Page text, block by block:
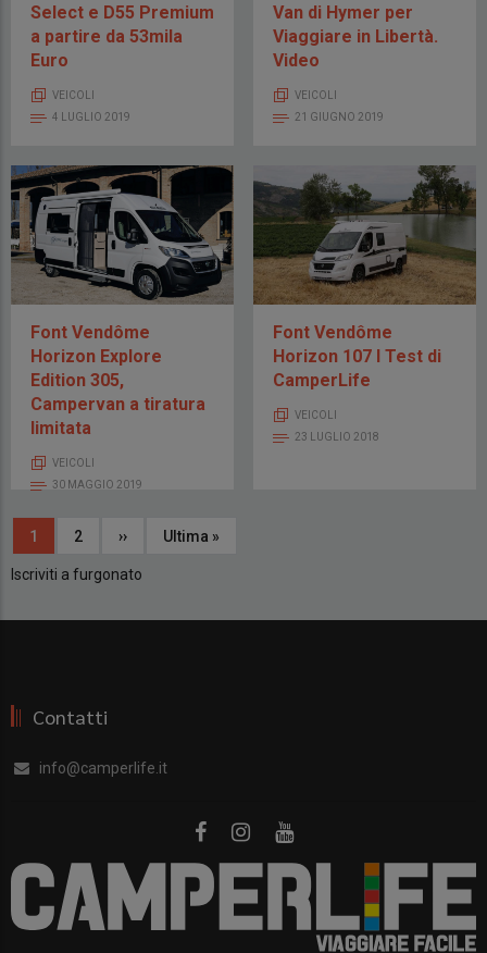
Select e D55 Premium
a partire da 53mila
Euro
VEICOLI
4 LUGLIO 2019
Van di Hymer per
Viaggiare in Libertà.
Video
VEICOLI
21 GIUGNO 2019
Font Vendôme
Horizon Explore
Edition 305,
Campervan a tiratura
limitata
VEICOLI
30 MAGGIO 2019
Font Vendôme
Horizon 107 I Test di
CamperLife
VEICOLI
23 LUGLIO 2018
Paginazione
Pagina
attuale
1 Page
2 Pagina
successiva
›› Ultima
Ultima »
Iscriviti a furgonato
Contatti
info@camperlife.it